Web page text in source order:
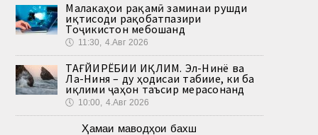
Малакаҳои рақамӣ заминаи рушди
иқтисоди рақобатпазири
Тоҷикистон мебошанд
🕔 11:30, 4.Авг 2026
ТАҒЙИРЁБИИ ИҚЛИМ. Эл-Нинё ва
Ла-Ниня – ду ҳодисаи табиие, ки ба
иқлими ҷаҳон таъсир мерасонанд
🕔 10:00, 4.Авг 2026
Ҳамаи маводҳои бахш